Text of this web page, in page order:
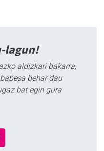
lagun!
aldizkari bakarra,
behar dau
bat egin gura